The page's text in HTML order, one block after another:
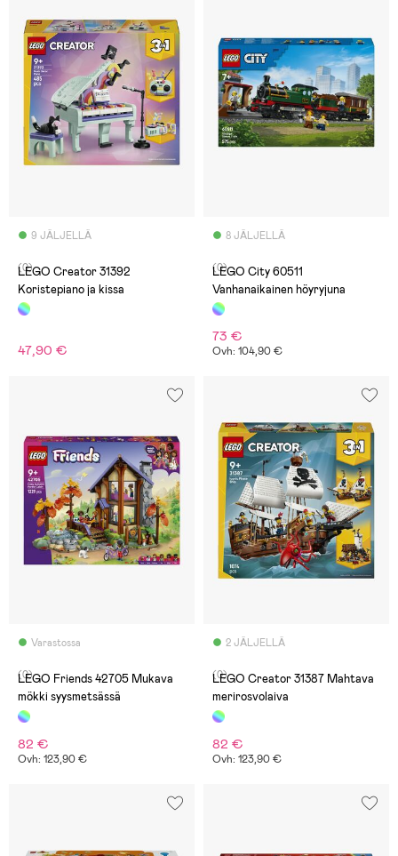
9 JÄLJELLÄ
(0)
LEGO Creator 31392
Koristepiano ja kissa
47,90 €
8 JÄLJELLÄ
(0)
LEGO City 60511
Vanhanaikainen höyryjuna
73 €
Ovh: 104,90 €
Varastossa
(0)
LEGO Friends 42705 Mukava
mökki syysmetsässä
82 €
Ovh: 123,90 €
2 JÄLJELLÄ
(0)
LEGO Creator 31387 Mahtava
merirosvolaiva
82 €
Ovh: 123,90 €